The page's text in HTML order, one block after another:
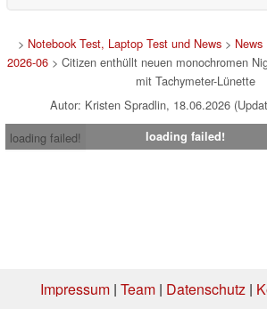
> Notebook Test, Laptop Test und News> News
2026-06> Citizen enthüllt neuen monochromen
mit Tachymeter-Lünette
Autor: Kristen Spradlin, 18.06.2026
loading failed!
loading failed!
Impressum| Team| Datenschutz|